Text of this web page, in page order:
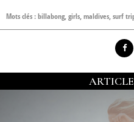
Mots clés :billabong,girls,maldives,surf